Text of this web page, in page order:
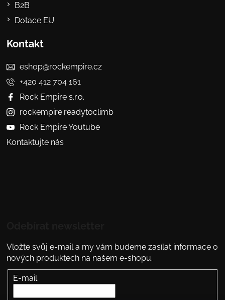
B2B
Dotace EU
Kontakt
eshop@rockempire.cz
+420 412 704 161
Rock Empire s.r.o.
rockempire.readytoclimb
Rock Empire Youtube
Kontaktujte nás
Vložte svůj e-mail a my vám budeme zasílat informace o
nových produktech na našem e-shopu.
E-mail